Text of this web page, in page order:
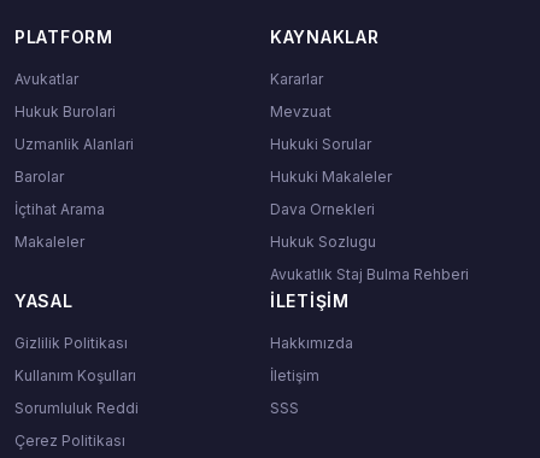
PLATFORM
Avukatlar
Hukuk Burolari
Uzmanlik Alanlari
Barolar
İçtihat Arama
Makaleler
KAYNAKLAR
Kararlar
Mevzuat
Hukuki Sorular
Hukuki Makaleler
Dava Ornekleri
Hukuk Sozlugu
Avukatlık Staj Bulma Rehberi
YASAL
Gizlilik Politikası
Kullanım Koşulları
Sorumluluk Reddi
Çerez Politikası
İLETIŞIM
Hakkımızda
İletişim
SSS